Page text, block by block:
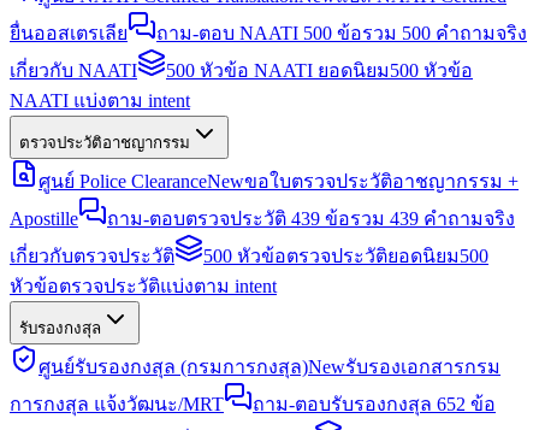
ยื่นออสเตรเลีย
ถาม-ตอบ NAATI 500 ข้อรวม 500 คำถามจริง
เกี่ยวกับ NAATI
500 หัวข้อ NAATI ยอดนิยม500 หัวข้อ
NAATI แบ่งตาม intent
ตรวจประวัติอาชญากรรม
ศูนย์ Police ClearanceNewขอใบตรวจประวัติอาชญากรรม +
Apostille
ถาม-ตอบตรวจประวัติ 439 ข้อรวม 439 คำถามจริง
เกี่ยวกับตรวจประวัติ
500 หัวข้อตรวจประวัติยอดนิยม500
หัวข้อตรวจประวัติแบ่งตาม intent
รับรองกงสุล
ศูนย์รับรองกงสุล (กรมการกงสุล)Newรับรองเอกสารกรม
การกงสุล แจ้งวัฒนะ/MRT
ถาม-ตอบรับรองกงสุล 652 ข้อ